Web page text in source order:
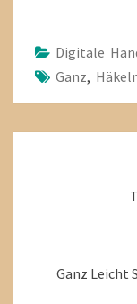
Digitale
Ganz,
Ganz Leicht